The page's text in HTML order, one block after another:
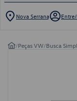
Nova Serrana
/Peças VW/Busca